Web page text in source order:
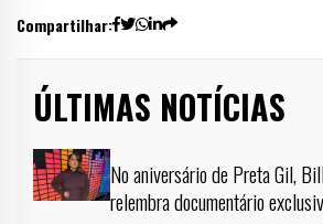
Compartilhar:
ÚLTIMAS NOTÍCIAS
No aniversário de Preta Gil,
relembra documentário